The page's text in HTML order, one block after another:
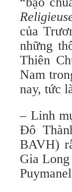
của
những
Thiên
Nam
nay, tức
– Linh
Đô
BAVH)
Gia